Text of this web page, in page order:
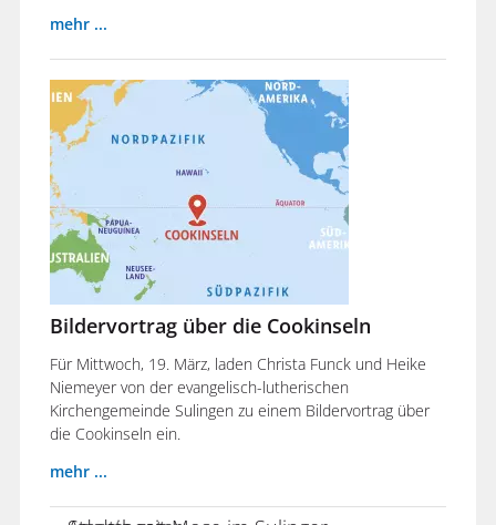
mehr ...
Bildervortrag über die Cookinseln
Für Mittwoch, 19. März, laden Christa Funck und Heike
Niemeyer von der evangelisch-lutherischen
Kirchengemeinde Sulingen zu einem Bildervortrag über
die Cookinseln ein.
mehr ...